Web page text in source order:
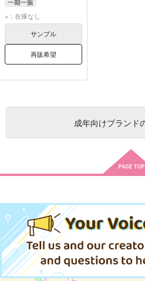
一期一振
×：在庫なし
サンプル
再販希望
成年向けブランド